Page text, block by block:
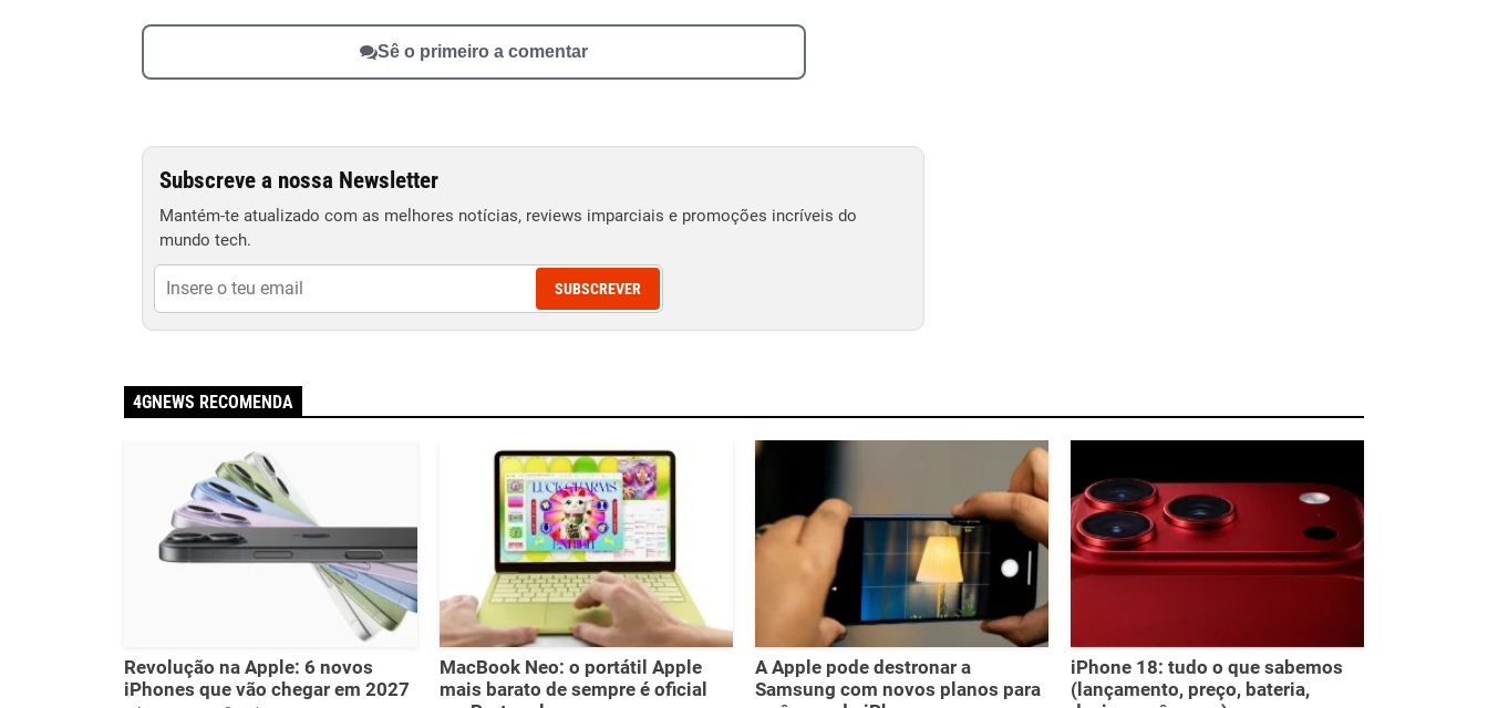
Sê o primeiro a comentar
Subscreve a nossa Newsletter
Mantém-te atualizado com as melhores notícias, reviews imparciais e promoções incríveis do
mundo tech.
SUBSCREVER
4GNEWS RECOMENDA
Revolução na Apple: 6 novos
iPhones que vão chegar em 2027
MacBook Neo: o portátil Apple
mais barato de sempre é oficial
A Apple pode destronar a
Samsung com novos planos para
iPhone 18: tudo o que sabemos
(lançamento, preço, bateria,